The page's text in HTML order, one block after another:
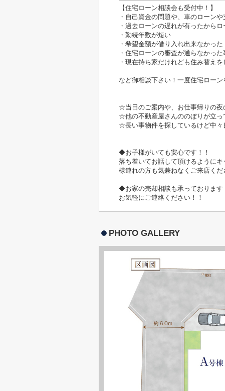
【住宅ローン相談会も受付中！】
・自己資金の問題や、車のローン
・過去ローンの遅れが有ったから
・勤続年数が短い
・希望金額が借り入れ出来なかった
・住宅ローンの審査が通らなかった
・現在持ち家だけれども住み替え
など御相談下さい！一度住宅ロー
☆当日のご案内や、お仕事帰りの
☆他の不動産屋さんののぼりが立
☆長い事物件を探しているけど中々
◆お子様がいても安心です！！
落ち着いてお話して頂けるように
様連れの方も気兼ねなくご来店くだ
◆お家の売却相談も承っております
お気軽にご連絡ください！！
PHOTO GALLERY